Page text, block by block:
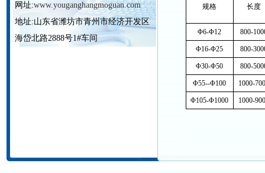
网址:www.youganghangmoguan.com
地址:山东省潍坊市青州市经济开发区
海岱北路2888号1#车间
规格 长度
Φ6-Φ12 800-
Φ16-Φ25 800-
Φ30-Φ50 800-
Φ55--Φ100 1000-
Φ105-Φ1000 1000-